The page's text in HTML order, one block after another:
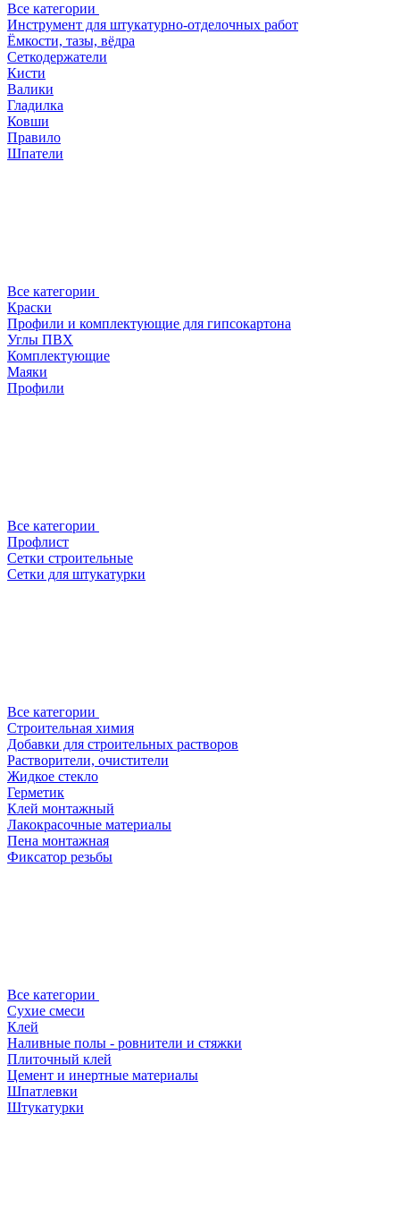
Все категории
Инструмент для штукатурно-отделочных работ
Ёмкости, тазы, вёдра
Сеткодержатели
Кисти
Валики
Гладилка
Ковши
Правило
Шпатели
Все категории
Краски
Профили и комплектующие для гипсокартона
Углы ПВХ
Комплектующие
Маяки
Профили
Все категории
Профлист
Сетки строительные
Сетки для штукатурки
Все категории
Строительная химия
Добавки для строительных растворов
Растворители, очистители
Жидкое стекло
Герметик
Клей монтажный
Лакокрасочные материалы
Пена монтажная
Фиксатор резьбы
Все категории
Сухие смеси
Клей
Наливные полы - ровнители и стяжки
Плиточный клей
Цемент и инертные материалы
Шпатлевки
Штукатурки